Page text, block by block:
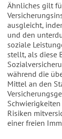
Ähnliches gilt
ausgleicht,
und den
soziale
stellt, als diese
während die
Mittel an den
Risiken
einer freien